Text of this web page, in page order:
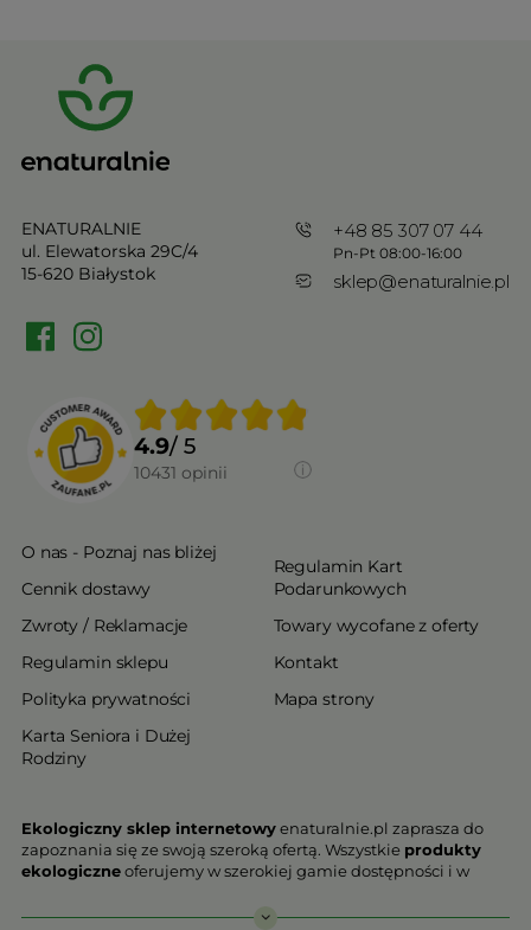
ENATURALNIE
ul. Elewatorska 29C/4
15-620 Białystok
+48 85 307 07 44
Pn-Pt 08:00-16:00
sklep@enaturalnie.pl
4.9/ 5
10431 opinii
O nas - Poznaj nas bliżej
Cennik dostawy
Zwroty / Reklamacje
Regulamin sklepu
Polityka prywatności
Karta Seniora i Dużej
Rodziny
Regulamin Kart
Podarunkowych
Towary wycofane z oferty
Kontakt
Mapa strony
Ekologiczny sklep internetowyenaturalnie.pl zaprasza do
zapoznania się ze swoją szeroką ofertą. Wszystkie produkty
ekologiczneoferujemy w szerokiej gamie dostępności i w
ekologiczne charakteryzują się najwyższą jakością.